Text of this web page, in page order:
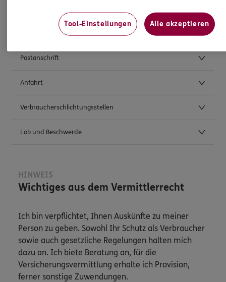
Weitere Kontaktmöglichkeiten
Postanschrift
Anfahrt
Verbraucherschlichtungsstellen
Lob und Beschwerde
HINWEIS
Wichtiges aus dem Vermittlerrecht
Ich bin verpflichtet, Ihnen Auskünfte zu meiner
Person zu geben. Sowohl Ihr Schutz als Verbraucher
sowie auch gesetzliche Regelungen halten mich
dazu an. Ich biete Beratung an, für die
Versicherungsvermittlung erhalte ich Provision,
ferner sonstige Zuwendungen.
Tool-Einstellungen Alle akzeptieren